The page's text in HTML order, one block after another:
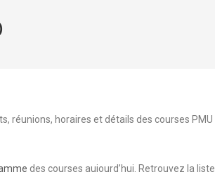
réunions, horaires et détails des courses PMU
des courses aujourd’hui. Retrouvez la liste